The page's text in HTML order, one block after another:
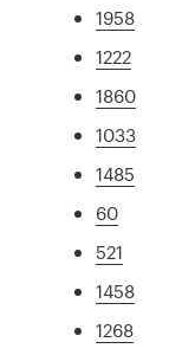
1958
1222
1860
1033
1485
60
521
1458
1268